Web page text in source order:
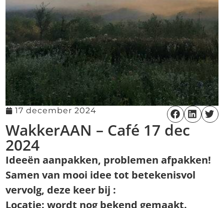
17 december 2024
WakkerAAN – Café 17 dec
2024
Ideeën aanpakken, problemen afpakken!
Samen van mooi idee tot betekenisvol
vervolg, deze keer bij :
Locatie: wordt nog bekend gemaakt.